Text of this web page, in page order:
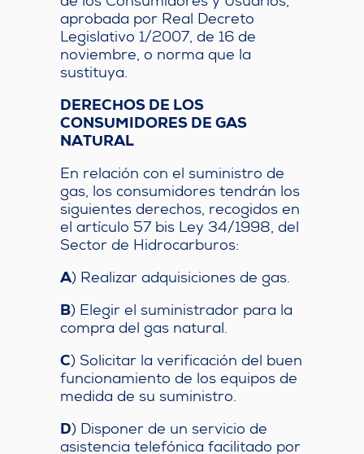
aprobada por Real Decreto
Legislativo 1/2007, de 16 de
noviembre, o norma que la
sustituya.
DERECHOS DE LOS
CONSUMIDORES DE GAS
NATURAL
En relación con el suministro de
gas, los consumidores tendrán los
siguientes derechos, recogidos en
el artículo 57 bis Ley 34/1998, del
Sector de Hidrocarburos:
A) Realizar adquisiciones de gas.
B) Elegir el suministrador para la
compra del gas natural.
C) Solicitar la verificación del buen
funcionamiento de los equipos de
medida de su suministro.
D) Disponer de un servicio de
asistencia telefónica facilitado por